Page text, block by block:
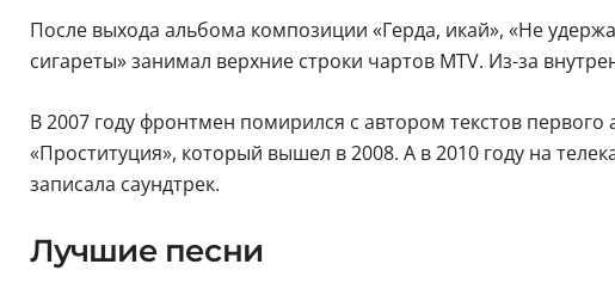
После выхода альбома композиции «Герда, икай», «Не
сигареты» занимал верхние строки чартов MTV. Из-за
В 2007 году фронтмен помирился с автором текстов первого
«Проституция», который вышел в 2008. А в 2010 году на
записала саундтрек.
Лучшие песни